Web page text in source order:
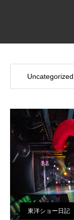
Uncategorized
東洋ショー日記